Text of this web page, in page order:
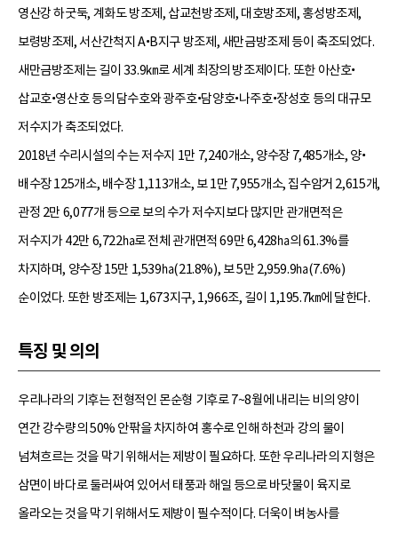
영산강 하굿둑, 계화도 방조제, 삽교천방조제, 대호방조제, 홍성방조제,
보령방조제, 서산간척지 A•B지구 방조제, 새만금방조제 등이 축조되었다.
새만금방조제는 길이 33.9㎞로 세계 최장의 방조제이다. 또한 아산호•
삽교호•영산호 등의 담수호와 광주호•담양호•나주호•장성호 등의 대규모
저수지가 축조되었다.
2018년 수리시설의 수는 저수지 1만 7,240개소, 양수장 7,485개소, 양•
배수장 125개소, 배수장 1,113개소, 보 1만 7,955개소, 집수암거 2,615개,
관정 2만 6,077개 등으로 보의 수가 저수지보다 많지만 관개면적은
저수지가 42만 6,722㏊로 전체 관개면적 69만 6,428㏊의 61.3%를
차지하며, 양수장 15만 1,539㏊(21.8%), 보 5만 2,959.9㏊(7.6%)
순이었다. 또한 방조제는 1,673지구, 1,966조, 길이 1,195.7㎞에 달한다.
특징 및 의의
우리나라의 기후는 전형적인 몬순형 기후로 7~8월에 내리는 비의 양이
연간 강수량의 50% 안팎을 차지하여 홍수로 인해 하천과 강의 물이
넘쳐흐르는 것을 막기 위해서는 제방이 필요하다. 또한 우리나라의 지형은
삼면이 바다로 둘러싸여 있어서 태풍과 해일 등으로 바닷물이 육지로
올라오는 것을 막기 위해서도 제방이 필수적이다. 더욱이 벼농사를